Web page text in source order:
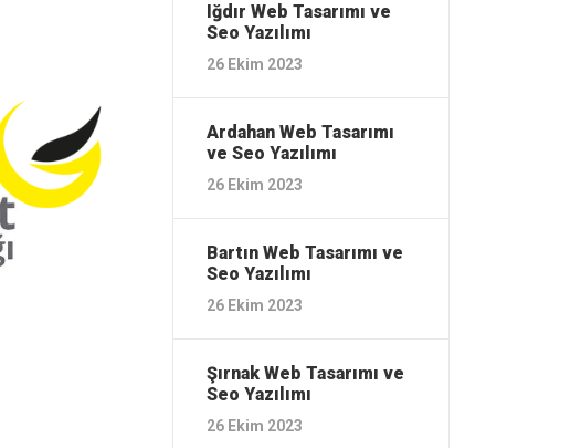
Iğdır ‎Web Tasarımı ve
Seo Yazılımı
26 Ekim 2023
Ardahan ‎Web Tasarımı
ve Seo Yazılımı
26 Ekim 2023
Bartın ‎Web Tasarımı ve
Seo Yazılımı
26 Ekim 2023
Şırnak ‎Web Tasarımı ve
Seo Yazılımı
26 Ekim 2023